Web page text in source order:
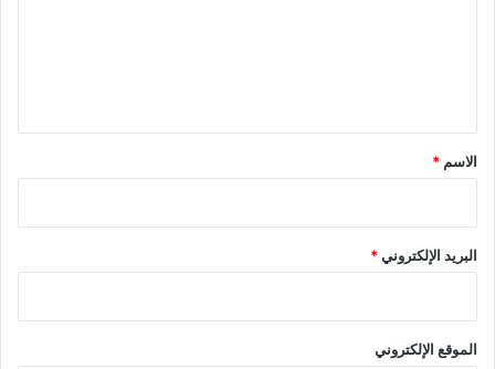
*
الاسم *
البريد الإلكتروني*
الموقع الإلكتروني